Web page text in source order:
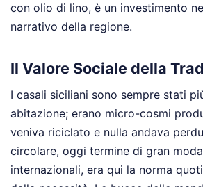
con olio di lino, è un investimento
narrativo della regione.
Il Valore Sociale della
I casali siciliani sono sempre stati
abitazione; erano micro-cosmi
veniva riciclato e nulla andava
circolare, oggi termine di gran
internazionali, era qui la norma